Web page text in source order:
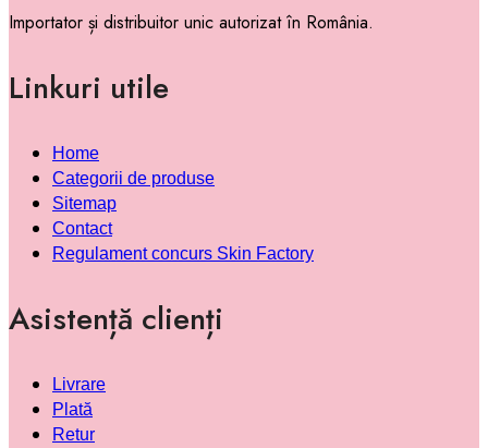
Importator și distribuitor unic autorizat în România.
Linkuri utile
Home
Categorii de produse
Sitemap
Contact
Regulament concurs Skin Factory
Asistență clienți
Livrare
Plată
Retur